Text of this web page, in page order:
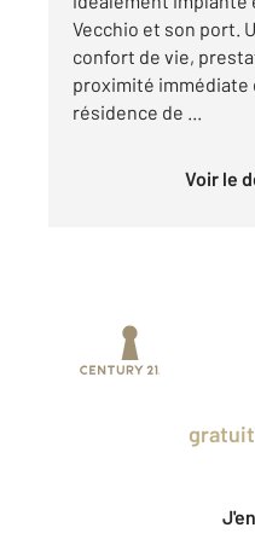
Vecchio et son port.
confort de vie,
proximité immédiate
résidence de ...
Voir le